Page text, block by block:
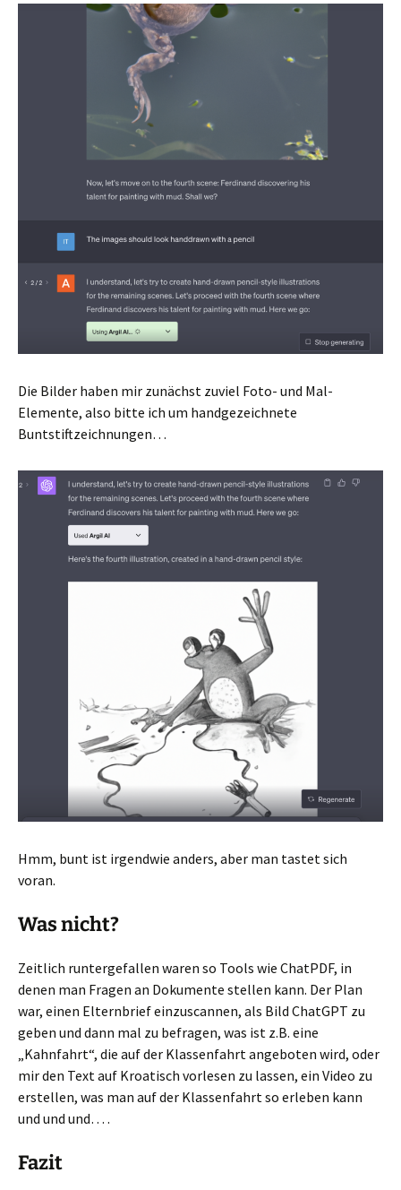
Die Bilder haben mir zunächst zuviel Foto- und Mal-
Elemente, also bitte ich um handgezeichnete
Buntstiftzeichnungen…
Hmm, bunt ist irgendwie anders, aber man tastet sich
voran.
Was nicht?
Zeitlich runtergefallen waren so Tools wie ChatPDF, in
denen man Fragen an Dokumente stellen kann. Der Plan
war, einen Elternbrief einzuscannen, als Bild ChatGPT zu
geben und dann mal zu befragen, was ist z.B. eine
„Kahnfahrt“, die auf der Klassenfahrt angeboten wird, oder
mir den Text auf Kroatisch vorlesen zu lassen, ein Video zu
erstellen, was man auf der Klassenfahrt so erleben kann
und und und… .
Fazit